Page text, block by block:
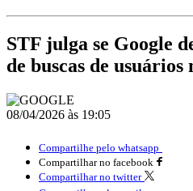
STF julga se Google
de buscas de
08/04/2026 às 19:05
Compartilhe pelo whatsapp
Compartilhar no facebook
Compartilhar no twitter